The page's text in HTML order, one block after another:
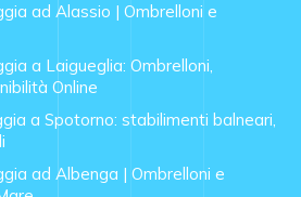
ad Alassio | Ombrelloni e
a Laigueglia: Ombrelloni,
Online
a Spotorno: stabilimenti balneari,
ad Albenga | Ombrelloni e